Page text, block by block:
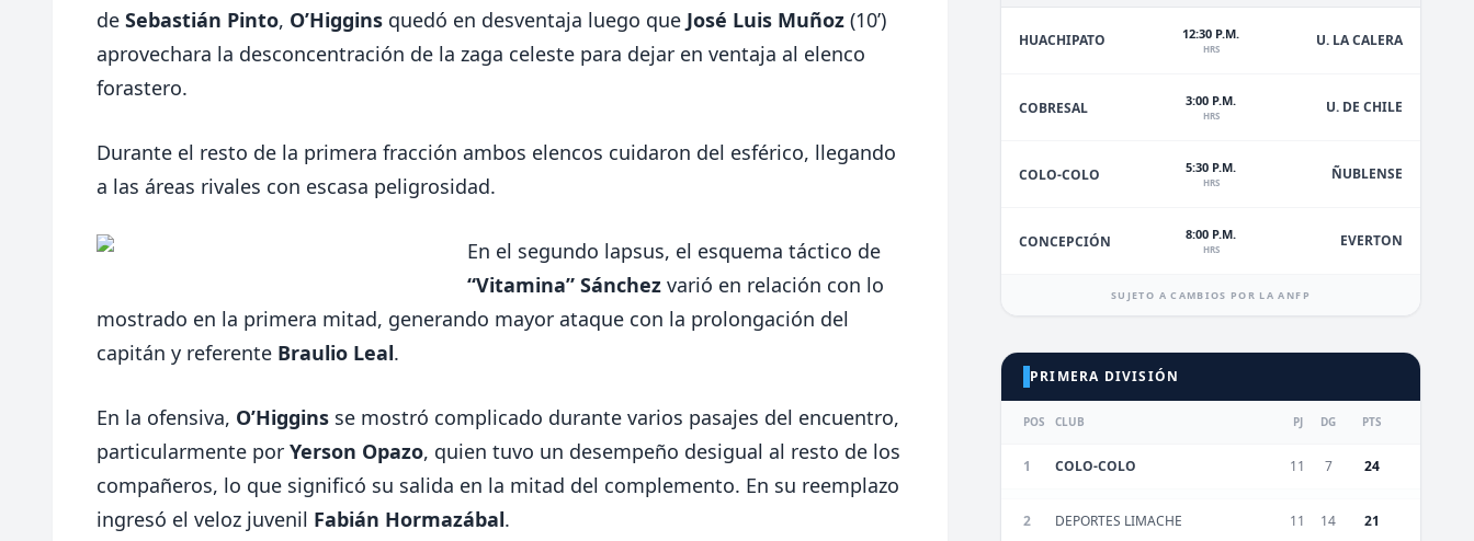
de Sebastián Pinto, O’Higgins quedó en desventaja luego que José Luis Muñoz (10’)
aprovechara la desconcentración de la zaga celeste para dejar en ventaja al elenco
forastero.
Durante el resto de la primera fracción ambos elencos cuidaron del esférico, llegando
a las áreas rivales con escasa peligrosidad.
En el segundo lapsus, el esquema táctico de
“Vitamina” Sánchez varió en relación con lo
mostrado en la primera mitad, generando mayor ataque con la prolongación del
capitán y referente Braulio Leal.
En la ofensiva, O’Higgins se mostró complicado durante varios pasajes del encuentro,
particularmente por Yerson Opazo, quien tuvo un desempeño desigual al resto de los
compañeros, lo que significó su salida en la mitad del complemento. En su reemplazo
ingresó el veloz juvenil Fabián Hormazábal.
HUACHIPATO 12:30 P.M.
HRS U. LA CALERA
COBRESAL 3:00 P.M.
HRS U. DE CHILE
COLO-COLO 5:30 P.M.
HRS ÑUBLENSE
CONCEPCIÓN 8:00 P.M.
HRS EVERTON
SUJETO A CAMBIOS POR LA ANFP
PRIMERA DIVISIÓN
POS CLUB PJ DG PTS
1 COLO-COLO 11 7 24
2 DEPORTES LIMACHE 11 14 21